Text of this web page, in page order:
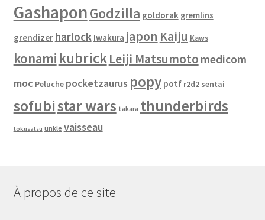
GashaponGodzilla goldorak gremlins
grendizer harlock Iwakura japon Kaiju Kaws
konami kubrickLeiji Matsumoto medicom
moc Peluche pocketzaurus popy potf r2d2 sentai
sofubistar wars takara thunderbirds
tokusatsu unkle vaisseau
À propos de ce site